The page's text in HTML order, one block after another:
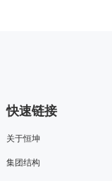
快速链接
关于恒坤
集团结构